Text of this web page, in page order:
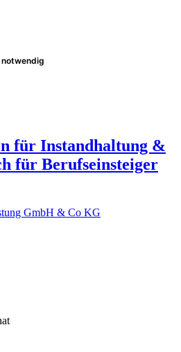
für Instandhaltung &
für Berufseinsteiger
GmbH & Co KG